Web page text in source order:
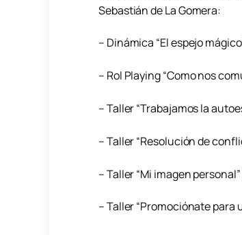
Sebastián de La Gomera:
– Dinámica “El espejo
– Rol Playing “Como nos
– Taller “Trabajamos la
– Taller “Resolución de
– Taller “Mi imagen
– Taller “Promociónate para